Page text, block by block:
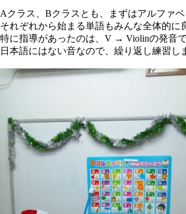
Aクラス、Bクラスとも、まずはアルファ
それぞれから始まる単語もみんな全体的に
特に指導があったのは、V → Violinの発音で
日本語にはない音なので、繰り返し練習し